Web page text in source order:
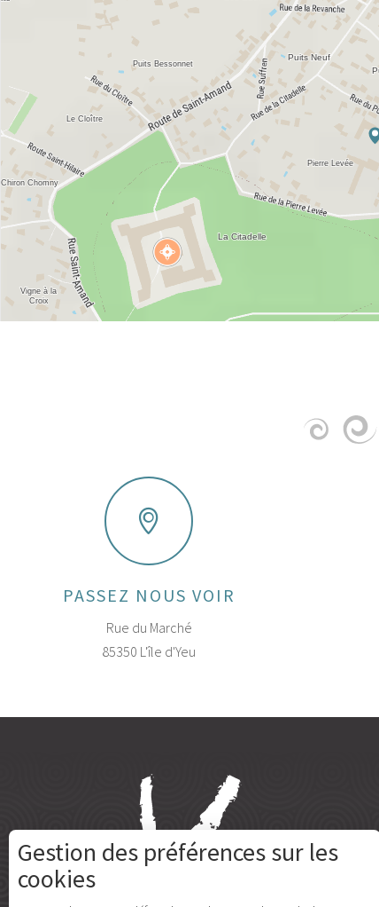
PASSEZ NOUS VOIR
Rue du Marché
85350 L'île d'Yeu
Gestion des préférences sur les
cookies